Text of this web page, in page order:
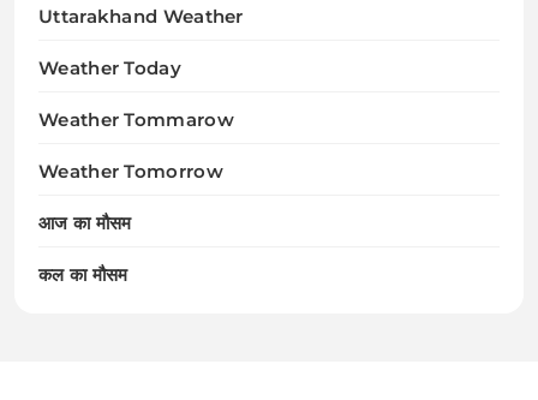
Uttarakhand Weather
Weather Today
Weather Tommarow
Weather Tomorrow
आज का मौसम
कल का मौसम